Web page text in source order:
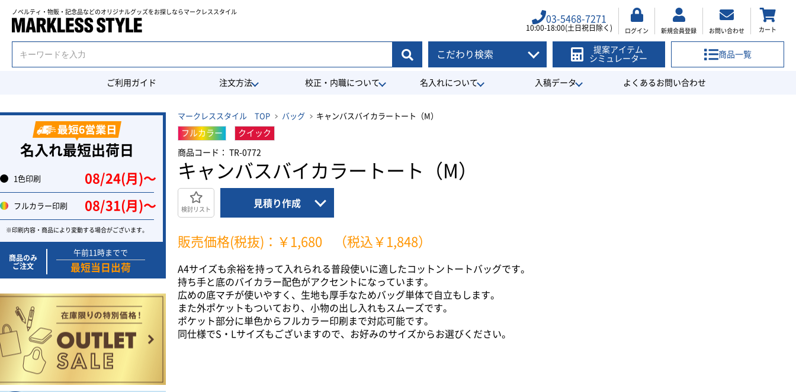
ノベルティ・物販・記念品などのオリジナルグッズを お探しならマークレススタイル
03-5468-7271
10:00-18:00(土日祝日除く) ログイン 新規会員登録 お問い合わせ カート
こだわり検索
提案アイテム
シミュレーター
商品一覧
ご利用ガイド 注文方法 校正・内職について 名入れについて 入稿データ よくあるお問い合わせ
マークレススタイル TOP バッグ キャンバスバイカラートート（M）
フルカラー クイック
商品コード： TR-0772
キャンバスバイカラートート（M）
検討リスト
見積り作成
販売価格(税抜)：￥1,680 （税込￥1,848）
A4サイズも余裕を持って入れられる普段使いに適したコットントートバッグです。
持ち手と底のバイカラー配色がアクセントになっています。
広めの底マチが使いやすく、生地も厚手なためバッグ単体で自立もします。
また外ポケットもついており、小物の出し入れもスムーズです。
ポケット部分に単色からフルカラー印刷まで対応可能です。
同仕様でS・Lサイズもございますので、お好みのサイズからお選びください。
名入れ最短出荷日
1色印刷 08/24(月)〜
フルカラー印刷 08/31(月)〜
※印刷内容・商品により変動する場合がございます。
商品のみ
ご注文
午前11時までで
最短当日出荷